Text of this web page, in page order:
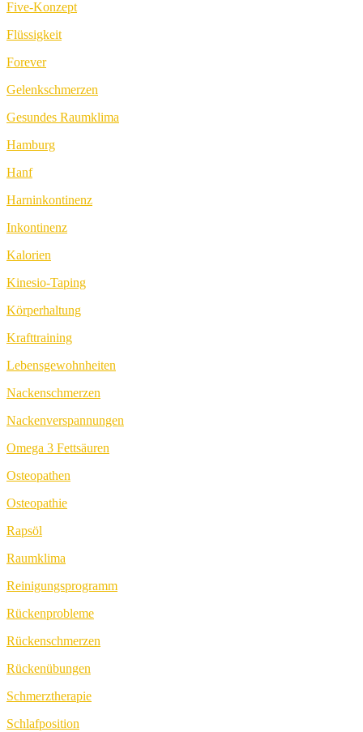
Five-Konzept
Flüssigkeit
Forever
Gelenkschmerzen
Gesundes Raumklima
Hamburg
Hanf
Harninkontinenz
Inkontinenz
Kalorien
Kinesio-Taping
Körperhaltung
Krafttraining
Lebensgewohnheiten
Nackenschmerzen
Nackenverspannungen
Omega 3 Fettsäuren
Osteopathen
Osteopathie
Rapsöl
Raumklima
Reinigungsprogramm
Rückenprobleme
Rückenschmerzen
Rückenübungen
Schmerztherapie
Schlafposition